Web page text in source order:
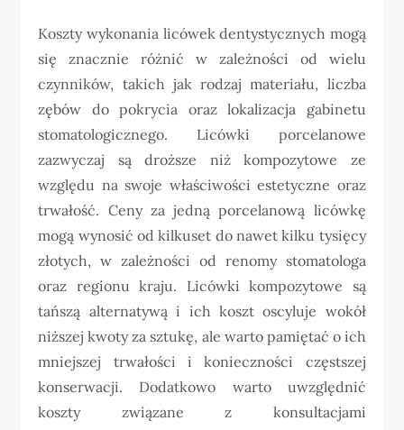
Koszty wykonania licówek dentystycznych mogą
się znacznie różnić w zależności od wielu
czynników, takich jak rodzaj materiału, liczba
zębów do pokrycia oraz lokalizacja gabinetu
stomatologicznego. Licówki porcelanowe
zazwyczaj są droższe niż kompozytowe ze
względu na swoje właściwości estetyczne oraz
trwałość. Ceny za jedną porcelanową licówkę
mogą wynosić od kilkuset do nawet kilku tysięcy
złotych, w zależności od renomy stomatologa
oraz regionu kraju. Licówki kompozytowe są
tańszą alternatywą i ich koszt oscyluje wokół
niższej kwoty za sztukę, ale warto pamiętać o ich
mniejszej trwałości i konieczności częstszej
konserwacji. Dodatkowo warto uwzględnić
koszty związane z konsultacjami